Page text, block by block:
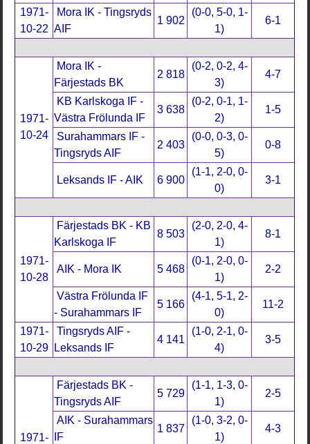
1971-
10-22
Mora IK - Tingsryds
AIF
1 902
(0-0, 5-0, 1-
1)
6-1
1971-
10-24
Mora IK -
Färjestads BK
2 818
(0-2, 0-2, 4-
3)
4-7
KB Karlskoga IF -
Västra Frölunda IF
3 638
(0-2, 0-1, 1-
2)
1-5
Surahammars IF -
Tingsryds AIF
2 403
(0-0, 0-3, 0-
5)
0-8
Leksands IF - AIK 6 900
(1-1, 2-0, 0-
0)
3-1
1971-
10-28
Färjestads BK - KB
Karlskoga IF
8 503
(2-0, 2-0, 4-
1)
8-1
AIK - Mora IK 5 468
(0-1, 2-0, 0-
1)
2-2
Västra Frölunda IF
- Surahammars IF
5 166
(4-1, 5-1, 2-
0)
11-2
1971-
10-29
Tingsryds AIF -
Leksands IF
4 141
(1-0, 2-1, 0-
4)
3-5
1971-
Färjestads BK -
Tingsryds AIF
5 729
(1-1, 1-3, 0-
1)
2-5
AIK - Surahammars
IF
1 837
(1-0, 3-2, 0-
1)
4-3